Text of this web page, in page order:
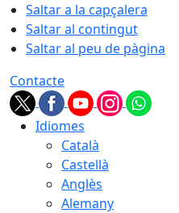
Saltar a la capçalera
Saltar al contingut
Saltar al peu de pàgina
Contacte
Idiomes
Català
Castellà
Anglès
Alemany